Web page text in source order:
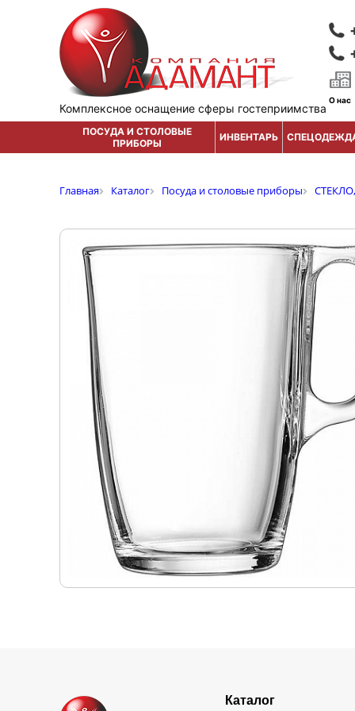
Комплексное оснащение сферы гостеприимства
О нас
ПОСУДА И СТОЛОВЫЕ
ПРИБОРЫ
ИНВЕНТАРЬ
Главная Каталог Посуда и столовые приборы
Каталог